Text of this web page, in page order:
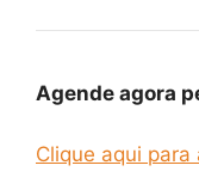
Agende agora
Clique aqui